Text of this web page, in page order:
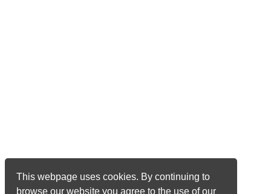
This webpage uses cookies. By continuing to
browse our website you agree to the use of our